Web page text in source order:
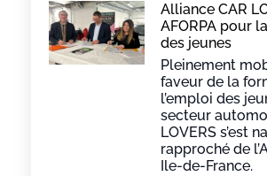
Alliance CAR
AFORPA pour
des jeunes
Pleinement
faveur de la
l’emploi des
secteur
LOVERS s’est
rapproché de
Ile-de-France.